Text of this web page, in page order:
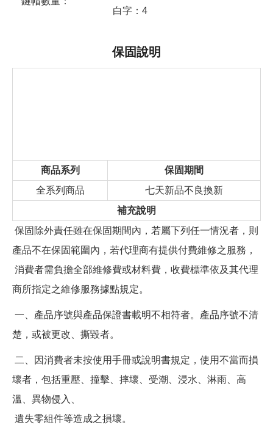
白字：4
保固說明
商品系列
保固期間
全系列商品
七天新品不良換新
補充說明
保固除外責任雖在保固期間內，若屬下列任一情況者，則
產品不在保固範圍內，若代理商有提供付費維修之服務，
消費者需負擔全部維修費或材料費，收費標準依及其代理
商所指定之維修服務據點規定。
一、產品序號與產品保證書載明不相符者。產品序號不清
楚，或被更改、撕毀者。
二、因消費者未按使用手冊或說明書規定，使用不當而損
壞者，包括重壓、撞擊、摔壞、受潮、浸水、淋雨、高
溫、異物侵入、
遺失零組件等造成之損壞。